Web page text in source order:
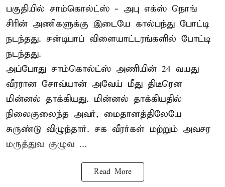
பகுதியில் சாம்கொல்ட்ஸ் - அபு எக்ஸ் நொங்
சிரின் அணிகளுக்கு இடையே கால்பந்து போட்டி
நடந்தது. சன்டிபாப் விளையாட்டரங்களில் போட்டி
நடந்தது.
அப்போது சாம்கொல்ட்ஸ் அணியின் 24 வயது
வீரரான சோவ்யான் அவேய் மீது திடீரென
மின்னல் தாக்கியது. மின்னல் தாக்கியதில்
நிலைகுலைந்த அவர், மைதானத்திலேயே
சுருண்டு விழுந்தார். சக வீரர்கள் மற்றும் அவசர
மருத்துவ குழுவ ...
Read More